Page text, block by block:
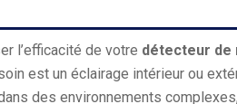
l’efficacité de votre détecteur de
est un éclairage intérieur ou
des environnements